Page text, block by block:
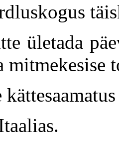
ületada
mitmekesise